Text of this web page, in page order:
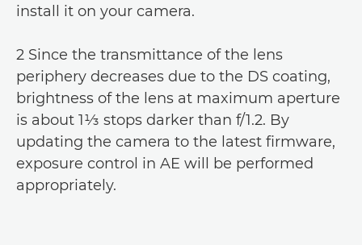
install it on your camera.
2 Since the transmittance of the lens
periphery decreases due to the DS coating,
brightness of the lens at maximum aperture
is about 1⅓ stops darker than f/1.2. By
updating the camera to the latest firmware,
exposure control in AE will be performed
appropriately.